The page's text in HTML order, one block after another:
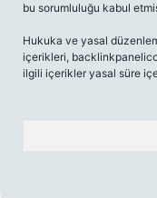
bu sorumluluğu kabul
Hukuka ve yasal
içerikleri,
ilgili içerikler yasal süre